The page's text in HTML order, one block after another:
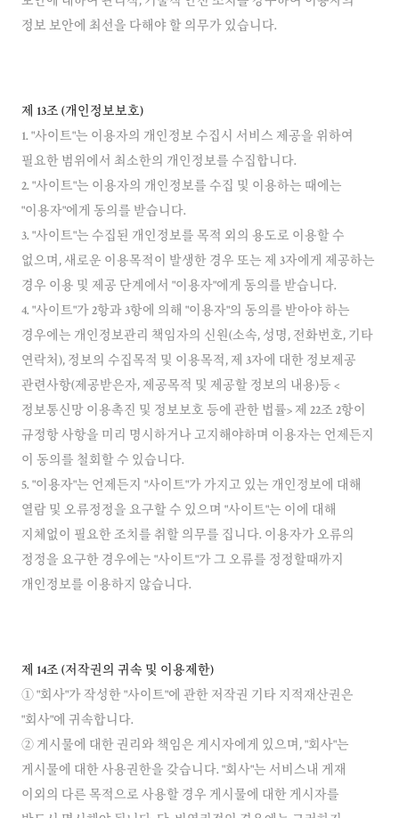
정보 보안에 최선을 다해야 할 의무가 있습니다.
제 13조 (개인정보보호)
1. "사이트"는 이용자의 개인정보 수집시 서비스 제공을 위하여
필요한 범위에서 최소한의 개인정보를 수집합니다.
2. "사이트"는 이용자의 개인정보를 수집 및 이용하는 때에는
"이용자"에게 동의를 받습니다.
3. "사이트"는 수집된 개인정보를 목적 외의 용도로 이용할 수
없으며, 새로운 이용목적이 발생한 경우 또는 제 3자에게 제공하는
경우 이용 및 제공 단계에서 "이용자"에게 동의를 받습니다.
4. "사이트"가 2항과 3항에 의해 "이용자"의 동의를 받아야 하는
경우에는 개인정보관리 책임자의 신원(소속, 성명, 전화번호, 기타
연락처), 정보의 수집목적 및 이용목적, 제 3자에 대한 정보제공
관련사항(제공받은자, 제공목적 및 제공할 정보의 내용)등 <
정보통신망 이용촉진 및 정보보호 등에 관한 법률> 제 22조 2항이
규정항 사항을 미리 명시하거나 고지해야하며 이용자는 언제든지
이 동의를 철회할 수 있습니다.
5. "이용자"는 언제든지 "사이트"가 가지고 있는 개인정보에 대해
열람 및 오류정정을 요구할 수 있으며 "사이트"는 이에 대해
지체없이 필요한 조치를 취할 의무를 집니다. 이용자가 오류의
정정을 요구한 경우에는 "사이트"가 그 오류를 정정할때까지
개인정보를 이용하지 않습니다.
제 14조 (저작권의 귀속 및 이용제한)
① "회사"가 작성한 "사이트"에 관한 저작권 기타 지적재산권은
"회사"에 귀속합니다.
② 게시물에 대한 권리와 책임은 게시자에게 있으며, "회사"는
게시물에 대한 사용권한을 갖습니다. "회사"는 서비스내 게재
이외의 다른 목적으로 사용할 경우 게시물에 대한 게시자를